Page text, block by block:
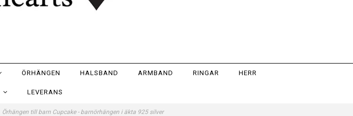
ÖRHÄNGEN HALSBAND ARMBAND RINGAR HERR
LEVERANS
Örhängen till barn Cupcake - barnörhängen i äkta 925 silver